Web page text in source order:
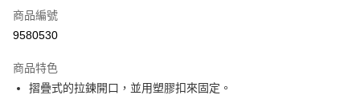
合作金庫商業銀行
上海商業儲蓄銀行
臺灣中小企業銀行
匯豐（台灣）商業銀行
華泰商業銀行
超商取貨付款
LINE Pay
Apple Pay
商品編號
9580530
商品特色
摺疊式的拉鍊開口，並用塑膠扣來固定。